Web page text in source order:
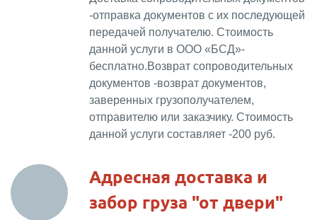
-отправка документов с их последующей
передачей получателю. Стоимость
данной услуги в ООО «БСД»-
бесплатно.Возврат сопроводительных
документов -возврат документов,
заверенных грузополучателем,
отправителю или заказчику. Стоимость
данной услуги составляет -200 руб.
Адресная доставка и
забор груза "от двери"